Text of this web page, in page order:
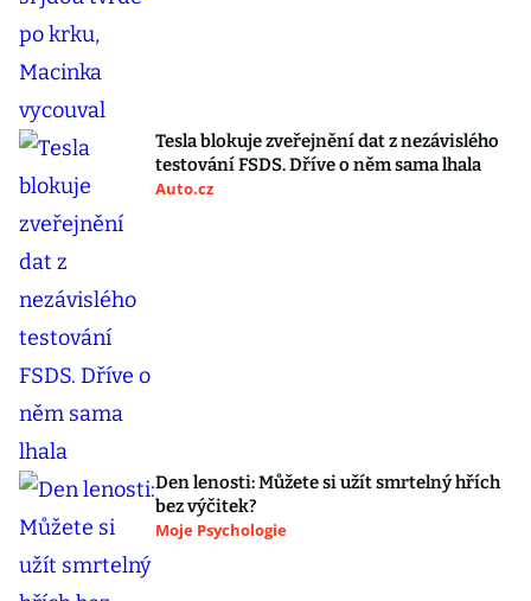
Tesla blokuje zveřejnění dat z nezávislého
testování FSDS. Dříve o něm sama lhala
Auto.cz
Den lenosti: Můžete si užít smrtelný hřích
bez výčitek?
Moje Psychologie